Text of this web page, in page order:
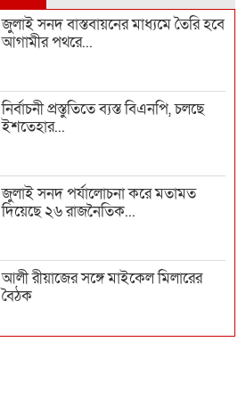
জুলাই সনদ বাস্তবায়নের মাধ্যমে তৈরি হবে
আগামীর পথরে...
নির্বাচনী প্রস্তুতিতে ব্যস্ত বিএনপি, চলছে
ইশতেহার...
জুলাই সনদ পর্যালোচনা করে মতামত
দিয়েছে ২৬ রাজনৈতিক...
আলী রীয়াজের সঙ্গে মাইকেল মিলারের
বৈঠক